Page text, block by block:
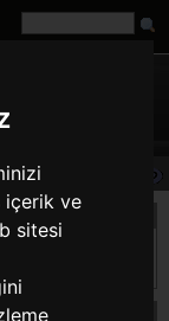
içerik ve
sitesi
işlevi gibidir. Bu
okuyun.